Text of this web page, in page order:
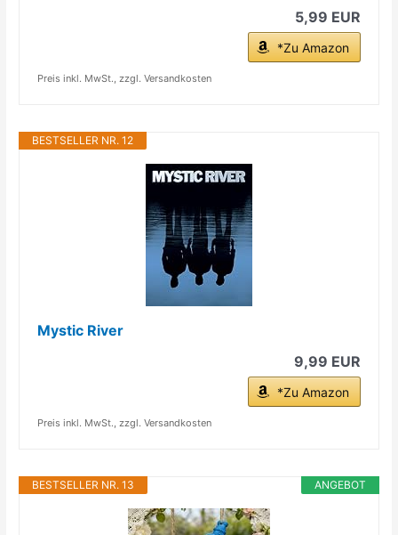
5,99 EUR
*Zu Amazon
Preis inkl. MwSt., zzgl. Versandkosten
BESTSELLER NR. 12
Mystic River
9,99 EUR
*Zu Amazon
Preis inkl. MwSt., zzgl. Versandkosten
ANGEBOT
BESTSELLER NR. 13